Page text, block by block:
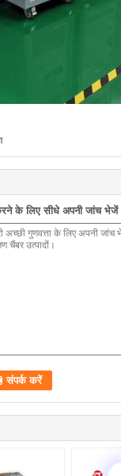
के लिए सीधे अपनी जांच भेजें